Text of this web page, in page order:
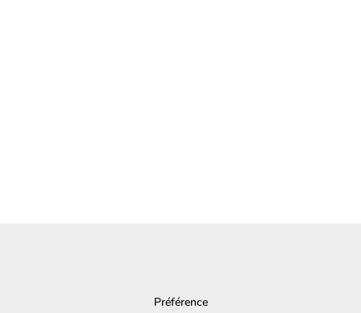
Préférence